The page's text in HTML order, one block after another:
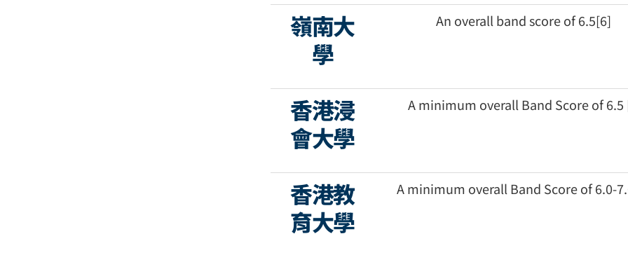
嶺南大
學
An overall band score of 6.5[6]
香港浸
會大學
A minimum overall Band Score of 6.5
香港教
育大學
A minimum overall Band Score of 6.0-